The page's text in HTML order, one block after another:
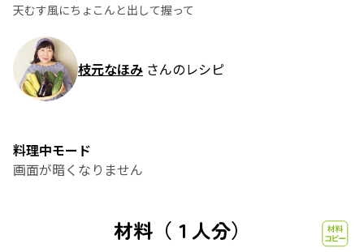
天むす風にちょこんと出して握って
枝元なほみ さんのレシピ
料理中モード
画面が暗くなりません
材料（１人分）